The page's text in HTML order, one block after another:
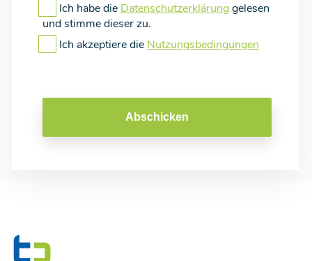
Ich habe die Datenschutzerklärunggelesen
und stimme dieser zu.
Ich akzeptiere die Nutzungsbedingungen
Abschicken